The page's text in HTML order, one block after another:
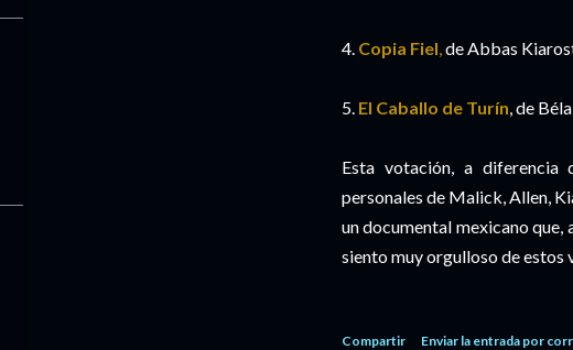
4. Copia Fiel,de Abbas
5. El Caballo de Turín, de
Esta votación, a diferencia
personales de Malick, Allen,
un documental mexicano que,
siento muy orgulloso de estos
Compartir
Enviar la entrada por